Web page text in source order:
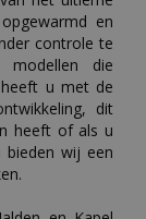
en
controle te
die
u met de
dit
heeft of als u
wij een